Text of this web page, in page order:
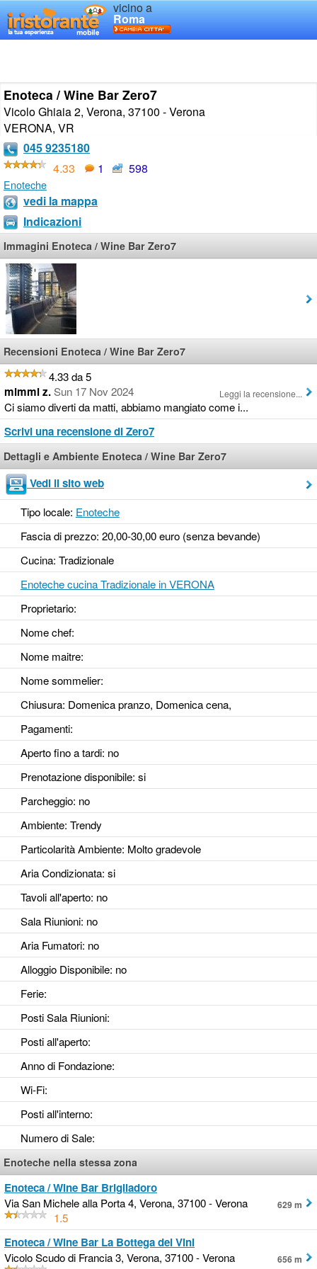
vicino a
Roma
Enoteca / Wine Bar Zero7
Vicolo Ghiaia 2, Verona, 37100 - Verona
VERONA, VR
045 9235180
4.33
1 598
Enoteche
vedi la mappa
Indicazioni
Immagini Enoteca / Wine Bar Zero7
Recensioni Enoteca / Wine Bar Zero7
4.33 da 5
mimmi z.Sun 17 Nov 2024
Ci siamo diverti da matti, abbiamo mangiato come i...
Leggi la recensione...
Scrivi una recensione di Zero7
Dettagli e Ambiente Enoteca / Wine Bar Zero7
Vedi il sito web
Tipo locale: Enoteche
Fascia di prezzo: 20,00-30,00 euro (senza bevande)
Cucina: Tradizionale
Enoteche cucina Tradizionale in VERONA
Proprietario:
Nome chef:
Nome maitre:
Nome sommelier:
Chiusura: Domenica pranzo, Domenica cena,
Pagamenti:
Aperto fino a tardi: no
Prenotazione disponibile: si
Parcheggio: no
Ambiente: Trendy
Particolarità Ambiente: Molto gradevole
Aria Condizionata: si
Tavoli all'aperto: no
Sala Riunioni: no
Aria Fumatori: no
Alloggio Disponibile: no
Ferie:
Posti Sala Riunioni:
Posti all'aperto:
Anno di Fondazione:
Wi-Fi:
Posti all'interno:
Numero di Sale:
Enoteche nella stessa zona
Enoteca / Wine Bar Brigliadoro
Via San Michele alla Porta 4, Verona, 37100 - Verona
1.5
629 m
Enoteca / Wine Bar La Bottega dei Vini
Vicolo Scudo di Francia 3, Verona, 37100 - Verona
656 m